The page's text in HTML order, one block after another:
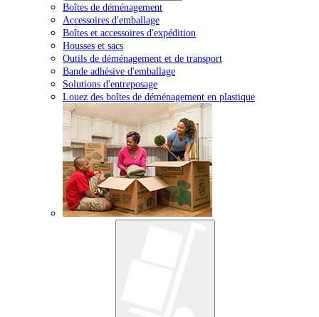
Boîtes de déménagement
Accessoires d'emballage
Boîtes et accessoires d'expédition
Housses et sacs
Outils de déménagement et de transport
Bande adhésive d'emballage
Solutions d'entreposage
Louez des boîtes de déménagement en plastique